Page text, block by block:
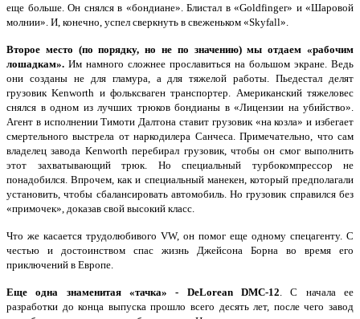
еще больше. Он снялся в «бондиане». Блистал в «Goldfinger» и «Шаровой
молнии». И, конечно, успел сверкнуть в свеженьком «Skyfall».
Второе место (по порядку, но не по значению) мы отдаем «рабочим
лошадкам». Им намного сложнее прославиться на большом экране. Ведь
они созданы не для гламура, а для тяжелой работы. Пьедестал делят
грузовик Kenworth и фольксваген транспортер. Американский тяжеловес
снялся в одном из лучших трюков бондианы в «Лицензии на убийство».
Агент в исполнении Тимоти Далтона ставит грузовик «на козла» и избегает
смертельного выстрела от наркодилера Санчеса. Примечательно, что сам
владелец завода Kenworth перебирал грузовик, чтобы он смог выполнить
этот захватывающий трюк. Но специальный турбокомпрессор не
понадобился. Впрочем, как и специальный манекен, который предполагали
установить, чтобы сбалансировать автомобиль. Но грузовик справился без
«примочек», доказав свой высокий класс.
Что же касается трудолюбивого VW, он помог еще одному спецагенту. С
честью и достоинством спас жизнь Джейсона Борна во время его
приключений в Европе.
Еще одна знаменитая «тачка» - DeLorean DMC-12 . С начала ее
разработки до конца выпуска прошло всего десять лет, после чего завод